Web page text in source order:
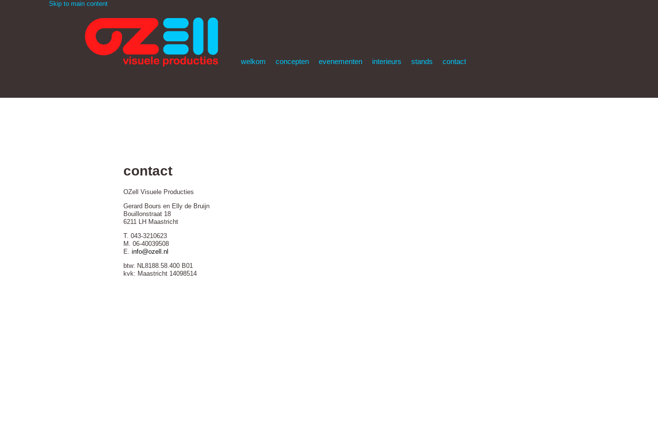
Skip to main content
welkom concepten evenementen interieurs stands contact
contact
OZell Visuele Producties
Gerard Bours en Elly de Bruijn
Bouillonstraat 18
6211 LH Maastricht
T. 043-3210623
M. 06-40039508
E. info@ozell.nl
btw: NL8188.58.400 B01
kvk: Maastricht 14098514